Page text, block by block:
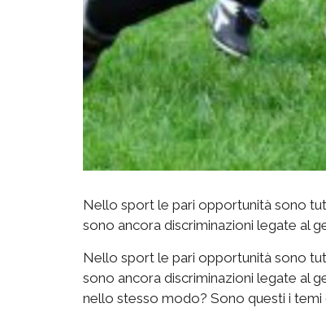
Nello sport le pari opportunità sono
sono ancora discriminazioni legate al
Nello sport le pari opportunità sono
sono ancora discriminazioni legate al
nello stesso modo? Sono questi i temi